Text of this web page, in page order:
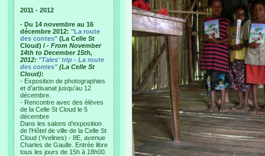
2011 - 2012
- Du 14 novembre au 16
décembre 2012: "La route
des contes" (La Celle St
Cloud) / - From November
14th to December 15th,
2012: "Tales' trip - La route
des contes"(La Celle St
Cloud):
- Exposition de photographies
et d’artisanat jusqu’au 12
décembre.
- Rencontre avec des élèves
de la Celle St Cloud le 5
décembre
Dans les salons d’exposition
de l’Hôtel de ville de la Celle St
Cloud (Yvelines) - 8E, avenue
Charles de Gaulle. Entrée libre
tous les jours de 15h à 18h00.